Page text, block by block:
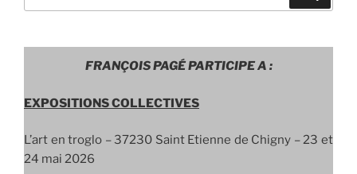
FRANÇOIS PAGÉ PARTICIPE A :
EXPOSITIONS COLLECTIVES
L’art en troglo – 37230 Saint Etienne de Chigny – 23 et
24 mai 2026